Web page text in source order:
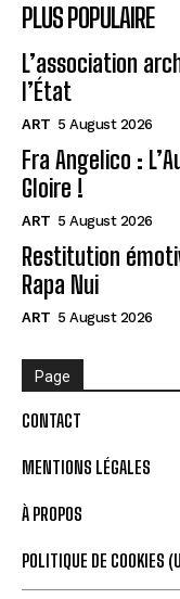
PLUS POPULAIRE
L’association
l’État
ART 5 August 2026
Fra Angelico :
Gloire !
ART 5 August 2026
Restitution
Rapa Nui
ART 5 August 2026
Page
CONTACT
MENTIONS LÉGALES
À PROPOS
POLITIQUE DE COOKIES